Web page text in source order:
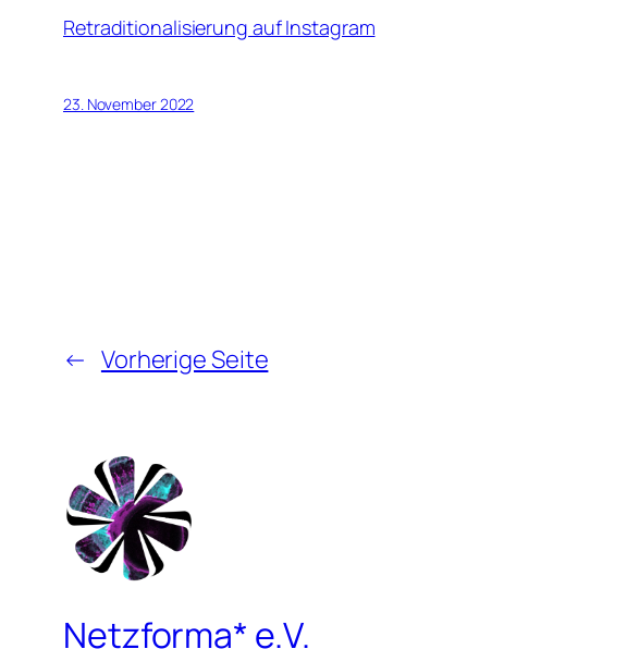
Retraditionalisierung auf Instagram
23. November 2022
← Vorherige Seite
Netzforma* e.V.